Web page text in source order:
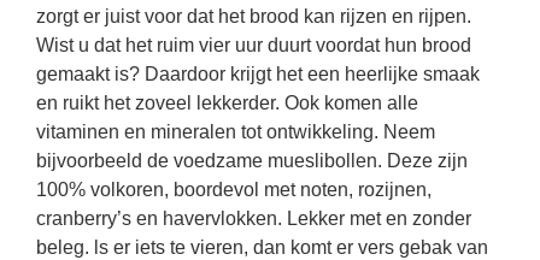
zorgt er juist voor dat het brood kan rijzen en rijpen.
Wist u dat het ruim vier uur duurt voordat hun brood
gemaakt is? Daardoor krijgt het een heerlijke smaak
en ruikt het zoveel lekkerder. Ook komen alle
vitaminen en mineralen tot ontwikkeling. Neem
bijvoorbeeld de voedzame mueslibollen. Deze zijn
100% volkoren, boordevol met noten, rozijnen,
cranberry’s en havervlokken. Lekker met en zonder
beleg. ls er iets te vieren, dan komt er vers gebak van